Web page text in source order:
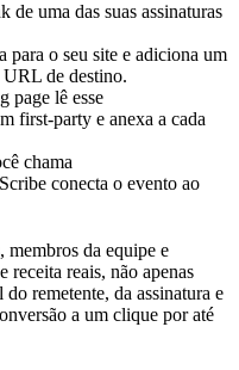
uma das suas assinaturas
para o seu site e adiciona um
URL de destino.
page lê esse
first-party e anexa a cada
chama
conecta o evento ao
membros da equipe e
receita reais, não apenas
remetente, da assinatura e
a um clique por até